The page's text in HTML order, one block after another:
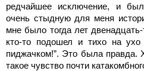
редчайшее исключение, и
очень стыдную для меня
мне было тогда лет
кто-то подошел и тихо на ухо
пиджачком!”. Это была правда.
такое чувство почти